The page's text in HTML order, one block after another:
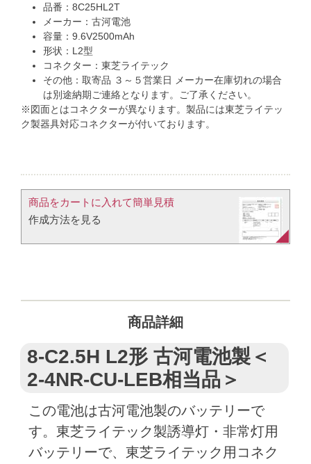
品番：8C25HL2T
メーカー：古河電池
容量：9.6V2500mAh
形状：L2型
コネクター：東芝ライテック
その他：取寄品 ３～５営業日 メーカー在庫切れの場合
は別途納期ご連絡となります。ご了承ください。
※図面とはコネクターが異なります。製品には東芝ライテッ
ク製器具対応コネクターが付いております。
商品をカートに入れて簡単見積​
作成方法を見る​​
商品詳細
8-C2.5H L2形 古河電池製＜
2-4NR-CU-LEB相当品＞
この電池は古河電池製のバッテリーで
す。東芝ライテック製誘導灯・非常灯用
バッテリーで、東芝ライテック用コネク